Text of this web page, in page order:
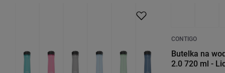
CONTIGO
Butelka na
2.0 720 ml -